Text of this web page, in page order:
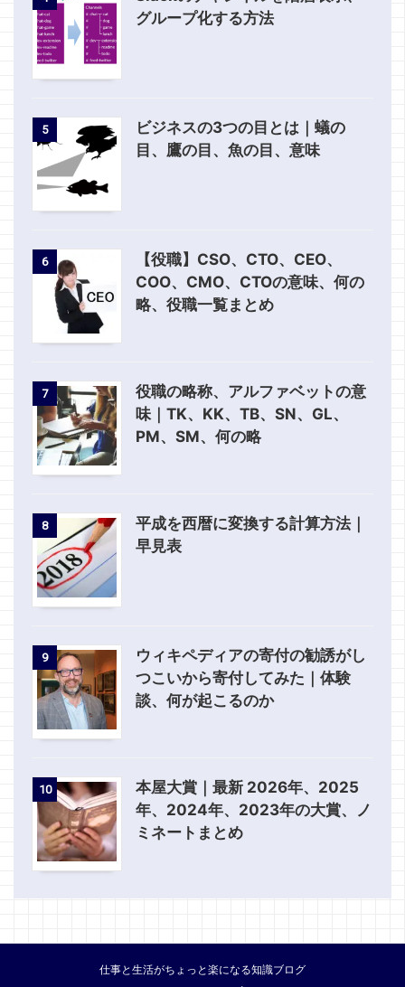
グループ化する方法
5
ビジネスの3つの目とは｜蟻の
目、鷹の目、魚の目、意味
6
【役職】CSO、CTO、CEO、
COO、CMO、CTOの意味、何の
略、役職一覧まとめ
7
役職の略称、アルファベットの意
味｜TK、KK、TB、SN、GL、
PM、SM、何の略
8
平成を西暦に変換する計算方法｜
早見表
9
ウィキペディアの寄付の勧誘がし
つこいから寄付してみた｜体験
談、何が起こるのか
10
本屋大賞｜最新 2026年、2025
年、2024年、2023年の大賞、ノ
ミネートまとめ
仕事と生活がちょっと楽になる知識ブログ